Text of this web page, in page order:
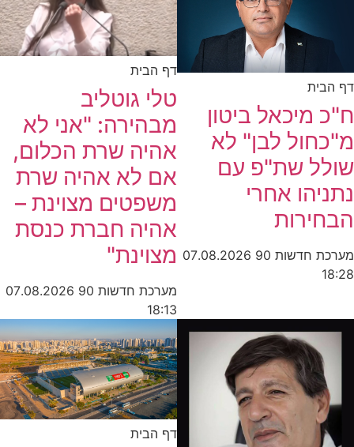
דף הבית
ח"כ מיכאל ביטון
מ"כחול לבן" לא
שולל שת"פ עם
נתניהו אחרי
הבחירות
מערכת חדשות 90
07.08.2026
18:28
דף הבית
טלי גוטליב
מבהירה: "אני לא
אהיה שרת הכלום,
אם לא אהיה שרת
משפטים מצוינת –
אהיה חברת כנסת
מצוינת"
מערכת חדשות 90
07.08.2026
18:13
דף הבית